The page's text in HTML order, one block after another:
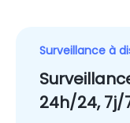
Surveillance à
24h/24, 7j/